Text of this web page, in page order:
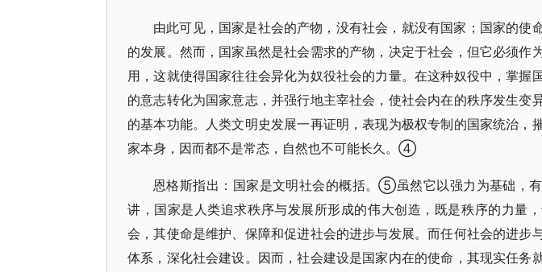
由此可见，国家是社会的产物，没有社会，就没有国家；国家的使
的发展。然而，国家虽然是社会需求的产物，决定于社会，但它必须作
用，这就使得国家往往会异化为奴役社会的力量。在这种奴役中，掌握
的意志转化为国家意志，并强行地主宰社会，使社会内在的秩序发生变
的基本功能。人类文明史发展一再证明，表现为极权专制的国家统治，
家本身，因而都不是常态，自然也不可能长久。④
恩格斯指出：国家是文明社会的概括。⑤虽然它以强力为基础，
讲，国家是人类追求秩序与发展所形成的伟大创造，既是秩序的力量
会，其使命是维护、保障和促进社会的进步与发展。而任何社会的进步
体系，深化社会建设。因而，社会建设是国家内在的使命，其现实任务